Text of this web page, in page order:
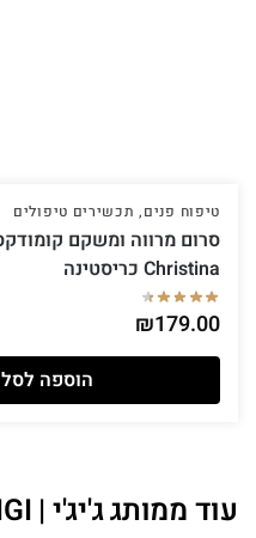
טיפוח פנים, תכשירים טיפולים
Christina כריסטינה
₪179.00
הוספה לסל
עוד ממותג ג'יג'י | GIGI